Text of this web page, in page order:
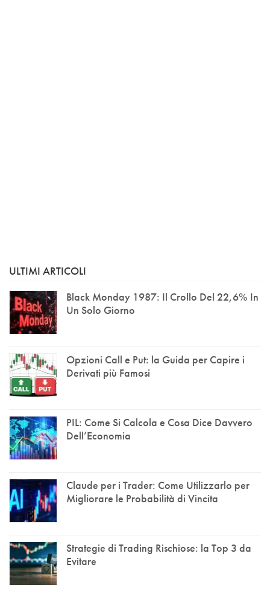
ULTIMI ARTICOLI
Black Monday 1987: Il Crollo Del 22,6% In
Un Solo Giorno
Opzioni Call e Put: la Guida per Capire i
Derivati più Famosi
PIL: Come Si Calcola e Cosa Dice Davvero
Dell’Economia
Claude per i Trader: Come Utilizzarlo per
Migliorare le Probabilità di Vincita
Strategie di Trading Rischiose: la Top 3 da
Evitare